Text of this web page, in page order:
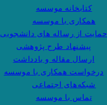
کتابخانه موسسه
همکاری با موسسه
حمایت از رساله های دانشجویی
پیشنهاد طرح پژوهشی
ارسال مقاله و یادداشت
درخواست همکاری با موسسه
شبکه‌های اجتماعی
تماس با موسسه